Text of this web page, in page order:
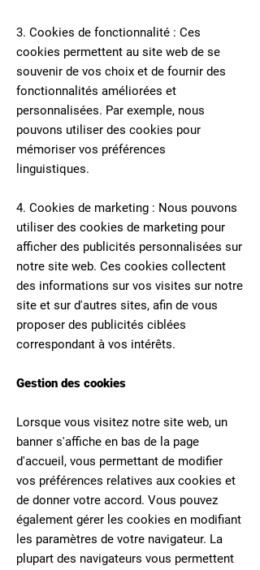
3. Cookies de fonctionnalité : Ces
cookies permettent au site web de se
souvenir de vos choix et de fournir des
fonctionnalités améliorées et
personnalisées. Par exemple, nous
pouvons utiliser des cookies pour
mémoriser vos préférences
linguistiques.
4. Cookies de marketing : Nous pouvons
utiliser des cookies de marketing pour
afficher des publicités personnalisées sur
notre site web. Ces cookies collectent
des informations sur vos visites sur notre
site et sur d'autres sites, afin de vous
proposer des publicités ciblées
correspondant à vos intérêts.
Gestion des cookies
Lorsque vous visitez notre site web, un
banner s'affiche en bas de la page
d'accueil, vous permettant de modifier
vos préférences relatives aux cookies et
de donner votre accord. Vous pouvez
également gérer les cookies en modifiant
les paramètres de votre navigateur. La
plupart des navigateurs vous permettent